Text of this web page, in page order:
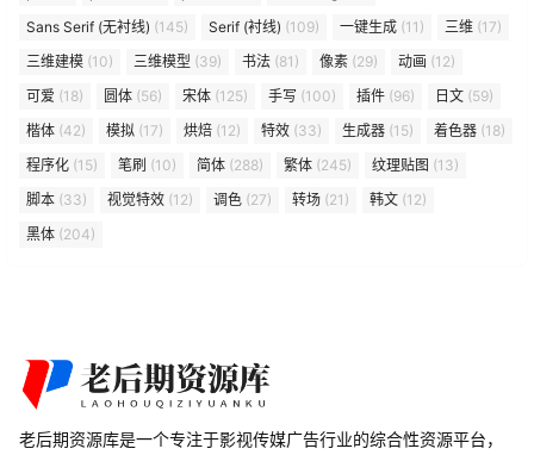
Sans Serif (无衬线) (145) Serif (衬线) (109) 一键生成 (11) 三维 (17)
三维建模 (10) 三维模型 (39) 书法 (81) 像素 (29) 动画 (12)
可爱 (18) 圆体 (56) 宋体 (125) 手写 (100) 插件 (96) 日文 (59)
楷体 (42) 模拟 (17) 烘焙 (12) 特效 (33) 生成器 (15) 着色器 (18)
程序化 (15) 笔刷 (10) 简体 (288) 繁体 (245) 纹理贴图 (13)
脚本 (33) 视觉特效 (12) 调色 (27) 转场 (21) 韩文 (12)
黑体 (204)
老后期资源库是一个专注于影视传媒广告行业的综合性资源平台，